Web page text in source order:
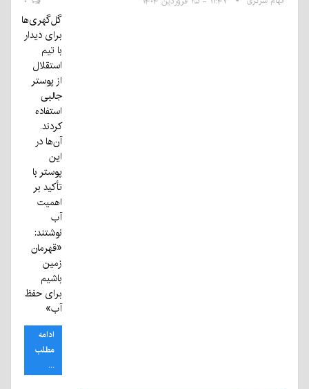
گل‌گهری‌ها
برای دیدار
با تیم
استقلال
از پوستر
جالبی
استفاده
کردند.
آن‌ها در
این
پوستر با
تأکید بر
اهمیت
آب
نوشتند:
«قهرمان
زمین
باشیم
برای حفظ
آب»
ادامه
مطلب
...